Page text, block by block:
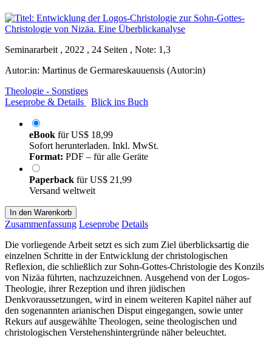
Seminararbeit , 2022 , 24 Seiten , Note: 1,3
Autor:in: Martinus de Germareskauuensis (Autor:in)
Theologie - Sonstiges
Leseprobe & Details
Blick ins Buch
eBook fürUS$ 18,99
Sofort herunterladen. Inkl. MwSt.
Format: PDF – für alle Geräte
Paperback fürUS$ 21,99
Versand weltweit
In den Warenkorb
Zusammenfassung Leseprobe Details
Die vorliegende Arbeit setzt es sich zum Ziel überblicksartig die
einzelnen Schritte in der Entwicklung der christologischen
Reflexion, die schließlich zur Sohn-Gottes-Christologie des Konzils
von Nizäa führten, nachzuzeichnen. Ausgehend von der Logos-
Theologie, ihrer Rezeption und ihren jüdischen
Denkvoraussetzungen, wird in einem weiteren Kapitel näher auf
den sogenannten arianischen Disput eingegangen, sowie unter
Rekurs auf ausgewählte Theologen, seine theologischen und
christologischen Verstehenshintergründe näher beleuchtet.